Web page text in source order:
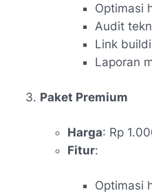
Optimasi
Audit
Link
Laporan
Paket Premium
Harga: Rp
Fitur:
Optimasi